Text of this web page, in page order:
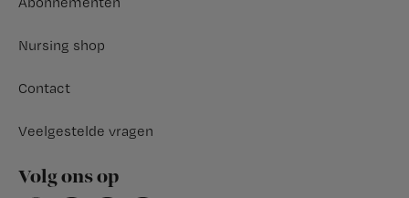
Nursing shop
Contact
Veelgestelde vragen
Volg ons op